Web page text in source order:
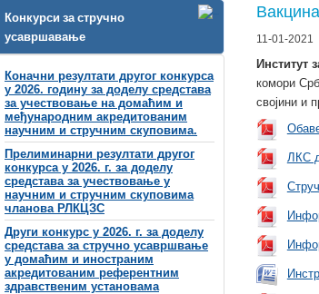
Конкурси за стручно
усавршавање
Коначни резултати другог конкурса
у 2026. годину за доделу средстава
за учествовање на домаћим и
међународним акредитованим
научним и стручним скуповима.
Прелиминарни резултати другог
конкурса у 2026. г. за доделу
средстава за учествовање у
научним и стручним скуповима
чланова РЛКЦЗС
Други конкурс у 2026. г. за доделу
средстава за стручно усавршвање
у домаћим и иностраним
акредитованим референтним
здравственим установама
11-01-2021
Институт
комори
својини и
ЛКС